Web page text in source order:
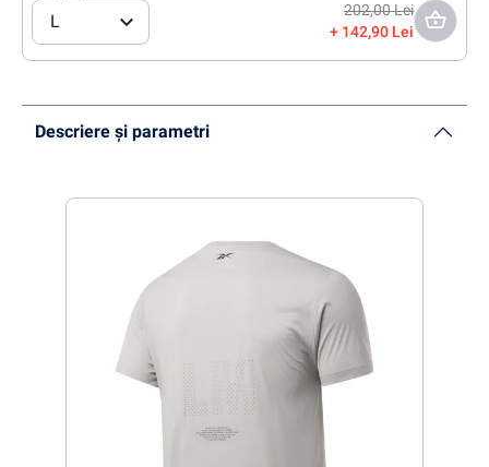
L
202,00 Lei
142,90 Lei
Descriere și parametri